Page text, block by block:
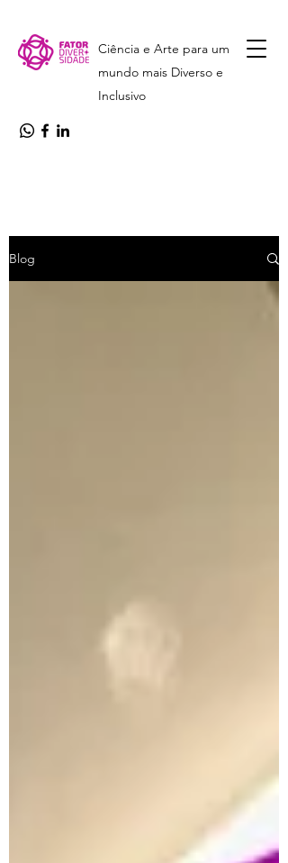
Ciência e Arte para um
mundo mais Diverso e
Inclusivo
Blog